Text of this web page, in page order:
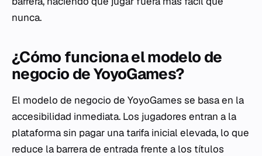
nunca.
¿Cómo funciona el modelo de
negocio de YoyoGames?
El modelo de negocio de YoyoGames se basa en la
accesibilidad inmediata. Los jugadores entran a la
plataforma sin pagar una tarifa inicial elevada, lo que
reduce la barrera de entrada frente a los títulos